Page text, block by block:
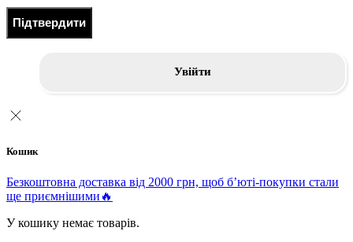
Підтвердити
Увійти
Кошик
Безкоштовна доставка від 2000 грн, щоб б’юті-покупки стали
ще приємнішими🔥
У кошику немає товарів.